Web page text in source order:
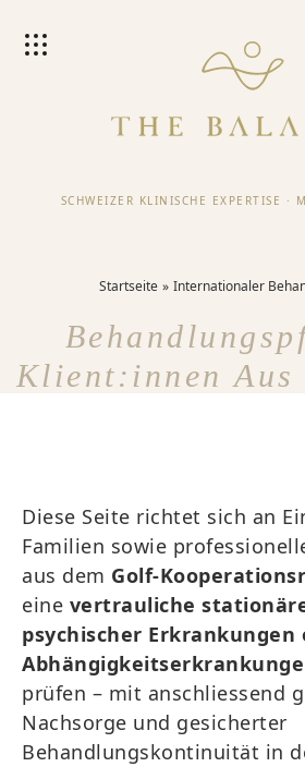
SCHWEIZER KLINISCHE EXPERTISE ·
Startseite Internationaler
Klient:innen Aus
Diese Seite richtet sich an
Familien sowie
aus dem Golf-
eine vertrauliche
psychischer Erkrankungen
prüfen – mit anschliessend
Nachsorge und gesicherter
Behandlungskontinuität in